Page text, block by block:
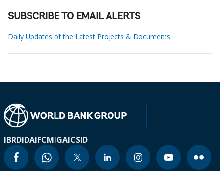
SUBSCRIBE TO EMAIL ALERTS
Daily Updates of the Latest Projects & Documents
IBRDIDAIFCMIGAICSID